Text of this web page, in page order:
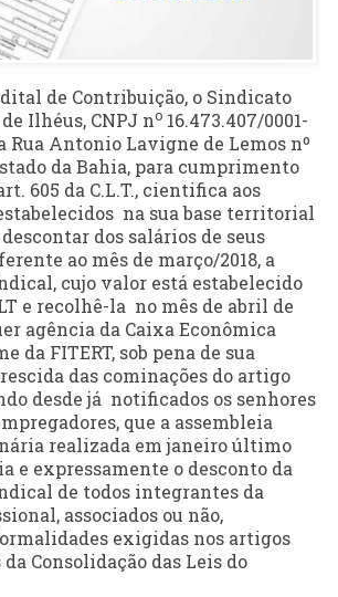
de Contribuição, o Sindicato
Ilhéus, CNPJ no 16.473.407/0001-
Rua Antonio Lavigne de Lemos nº
da Bahia, para cumprimento
605 da C.L.T., cientifica aos
na sua base territorial
dos salários de seus
ao mês de março/2018, a
cujo valor está estabelecido
e recolhê-la no mês de abril de
agência da Caixa Econômica
da FITERT, sob pena de sua
das cominações do artigo
desde já notificados os senhores
que a assembleia
realizada em janeiro último
e expressamente o desconto da
de todos integrantes da
associados ou não,
exigidas nos artigos
Consolidação das Leis do